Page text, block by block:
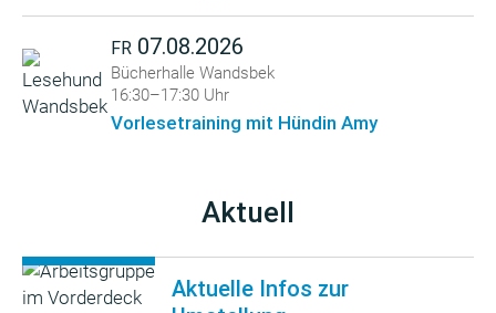
FR 07.08.2026
Bücherhalle Wandsbek
16:30–17:30 Uhr
Vorlesetraining mit Hündin Amy
Aktuell
Aktuelle Infos zur